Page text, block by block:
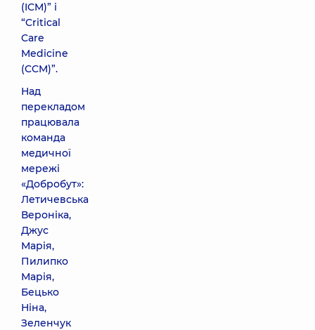
(ICM)” і
“Critical
Care
Medicine
(CCM)”.
Над
перекладом
працювала
команда
медичної
мережі
«Добробут»:
Летичевська
Вероніка,
Джус
Марія,
Пилипко
Марія,
Бецько
Ніна,
Зеленчук